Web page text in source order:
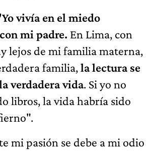
vivía en el miedo
mi padre. En Lima, con
lejos de mi familia materna,
familia,la lectura se
verdadera vida. Si yo no
libros, la vida habría sido
mi pasión se debe a mi odio